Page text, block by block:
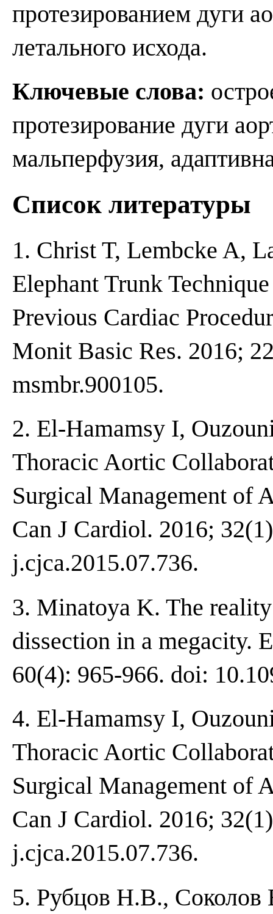
протезированием дуги
летального исхода.
Ключевые слова:
протезирование дуги
мальперфузия,
Список литературы
1. Christ T, Lembcke A,
Elephant Trunk
Previous Cardiac
Monit Basic Res. 2016;
msmbr.900105.
2. El-Hamamsy I,
Thoracic Aortic
Surgical Management of
Can J Cardiol. 2016;
j.cjca.2015.07.736.
3. Minatoya K. The
dissection in a megacity.
60(4): 965-966. doi:
4. El-Hamamsy I,
Thoracic Aortic
Surgical Management of
Can J Cardiol. 2016;
j.cjca.2015.07.736.
5. Рубцов Н.В.,